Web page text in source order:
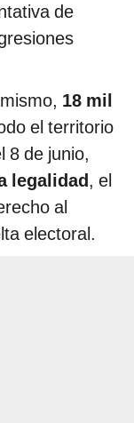
de
18 mil
el territorio
8 de junio,
legalidad, el
al
electoral.